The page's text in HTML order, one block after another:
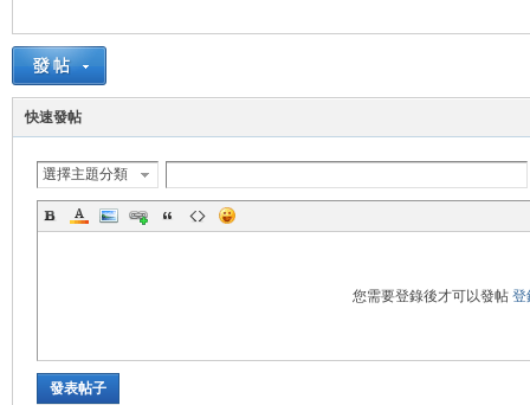
悠
快速發帖
選擇主題分類
您需要登錄後才可以發帖 登
發表帖子